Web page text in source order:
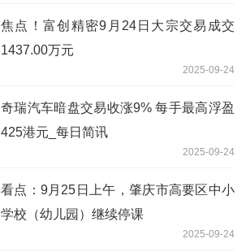
焦点！富创精密9月24日大宗交易成交
1437.00万元
2025-09-24
奇瑞汽车暗盘交易收涨9% 每手最高浮盈
425港元_每日简讯
2025-09-24
看点：9月25日上午，肇庆市高要区中小
学校（幼儿园）继续停课
2025-09-24